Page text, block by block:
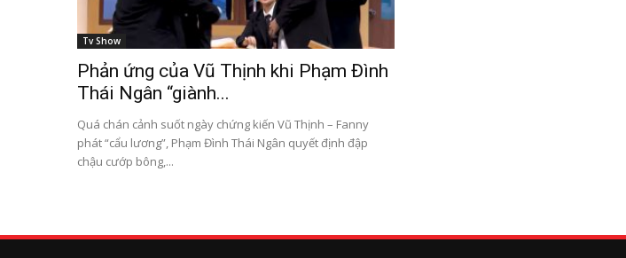
Tv Show
Phản ứng của Vũ Thịnh khi Phạm Đình
Thái Ngân “giành...
Quá chán cảnh suốt ngày chứng kiến Vũ Thịnh – Fanny
phát “cẩu lương”, Phạm Đình Thái Ngân quyết định đập
chậu cướp bông,...